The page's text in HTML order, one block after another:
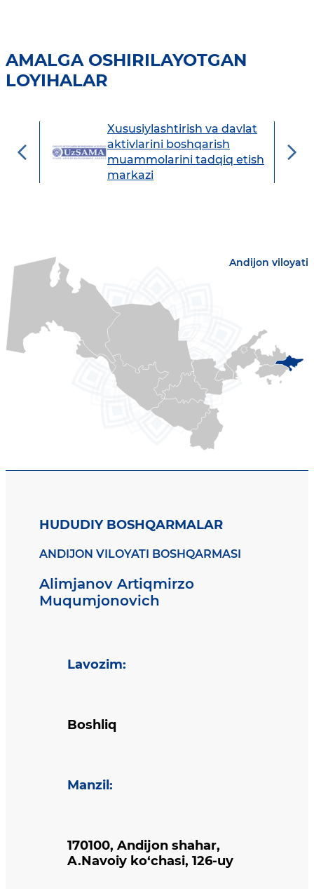
AMALGA OSHIRILAYOTGAN
LOYIHALAR
Xususiylashtirish va davlat
aktivlarini boshqarish
muammolarini tadqiq etish
markazi
Andijon viloyati
HUDUDIY BOSHQARMALAR
ANDIJON VILOYATI BOSHQARMASI
Alimjanov Artiqmirzo
Muqumjonovich
Lavozim:
Boshliq
Manzil :
170100, Andijon shahar,
A.Navoiy ko‘chasi, 126-uy